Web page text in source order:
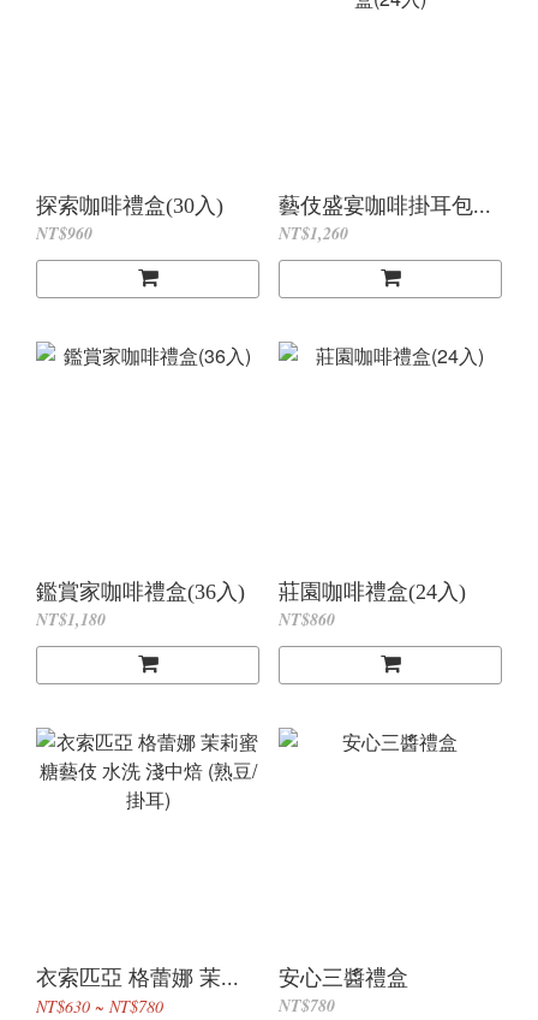
探索咖啡禮盒(30入)
NT$960
藝伎盛宴咖啡掛耳包...
NT$1,260
鑑賞家咖啡禮盒(36入)
NT$1,180
莊園咖啡禮盒(24入)
NT$860
衣索匹亞 格蕾娜 茉...
NT$630 ~ NT$780
安心三醬禮盒
NT$780